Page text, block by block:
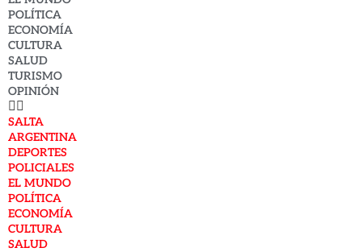
POLÍTICA
ECONOMÍA
CULTURA
SALUD
TURISMO
OPINIÓN
SALTA
ARGENTINA
DEPORTES
POLICIALES
EL MUNDO
POLÍTICA
ECONOMÍA
CULTURA
SALUD